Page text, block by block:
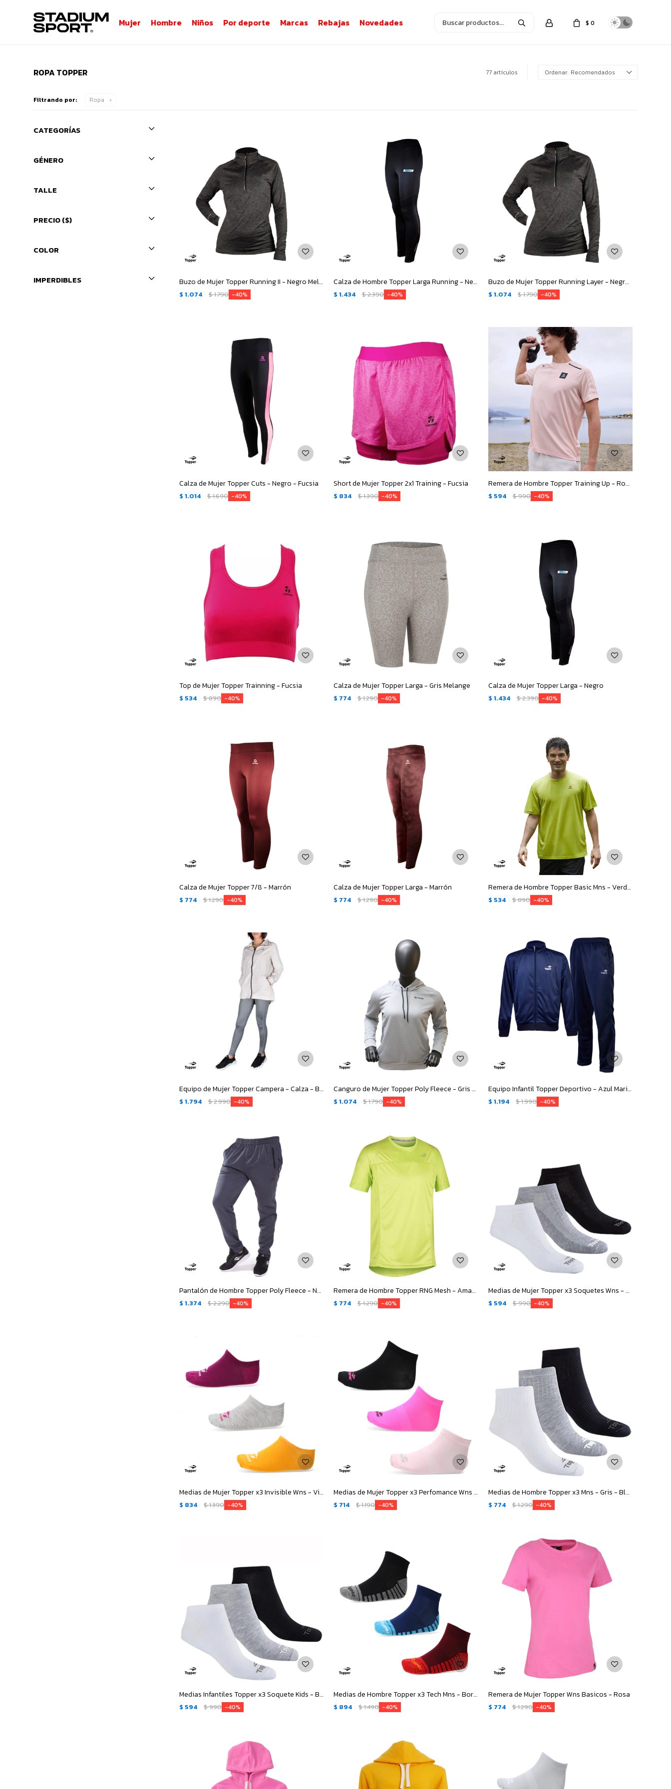
Mujer Hombre Niños Por deporte Marcas Rebajas Novedades $ 0
ROPA TOPPER 77 artículos Recomendados
Filtrando por: Ropa
Buzo de Mujer Topper Running II - Negro Melange
$ 1.074 $1.790 40
Calza de Hombre Topper Larga Running - Negro
$ 1.434 $2.390 40
Buzo de Mujer Topper Running Layer - Negro Melange
$ 1.074 $1.790 40
Calza de Mujer Topper Cuts - Negro - Fucsia
$ 1.014 $1.690 40
Short de Mujer Topper 2x1 Training - Fucsia
$ 834 $1.390 40
Remera de Hombre Topper Training Up - Rosa
$ 594 $990 40
Top de Mujer Topper Trainning - Fucsia
$ 534 $890 40
Calza de Mujer Topper Larga - Gris Melange
$ 774 $1.290 40
Calza de Mujer Topper Larga - Negro
$ 1.434 $2.390 40
Calza de Mujer Topper 7/8 - Marrón
$ 774 $1.290 40
Calza de Mujer Topper Larga - Marrón
$ 774 $1.290 40
Remera de Hombre Topper Basic Mns - Verde Lima
$ 534 $890 40
Equipo de Mujer Topper Campera - Calza - Beige
$ 1.794 $2.990 40
Canguro de Mujer Topper Poly Fleece - Gris Melange
$ 1.074 $1.790 40
Equipo Infantil Topper Deportivo - Azul Marino
$ 1.194 $1.990 40
Pantalón de Hombre Topper Poly Fleece - Negro Melange
$ 1.374 $2.290 40
Remera de Hombre Topper RNG Mesh - Amarillo Limón
$ 774 $1.290 40
Medias de Mujer Topper x3 Soquetes Wns - Blanco - Gris - Negro
$ 594 $990 40
Medias de Mujer Topper x3 Invisible Wns - Violeta - Gris - Anaranjado
$ 834 $1.390 40
Medias de Mujer Topper x3 Perfomance Wns - Negro - Fucsia - Rosa
$ 714 $1.190 40
Medias de Hombre Topper x3 Mns - Gris - Blanco - Negro
$ 774 $1.290 40
Medias Infantiles Topper x3 Soquete Kids - Blanco - Gris - Negro
$ 594 $990 40
Medias de Hombre Topper x3 Tech Mns - Bordó - Azul - Negro
$ 894 $1.490 40
Remera de Mujer Topper Wns Basicos - Rosa
$ 774 $1.290 40
CATEGORÍAS
GÉNERO
TALLE
PRECIO($)
COLOR
IMPERDIBLES